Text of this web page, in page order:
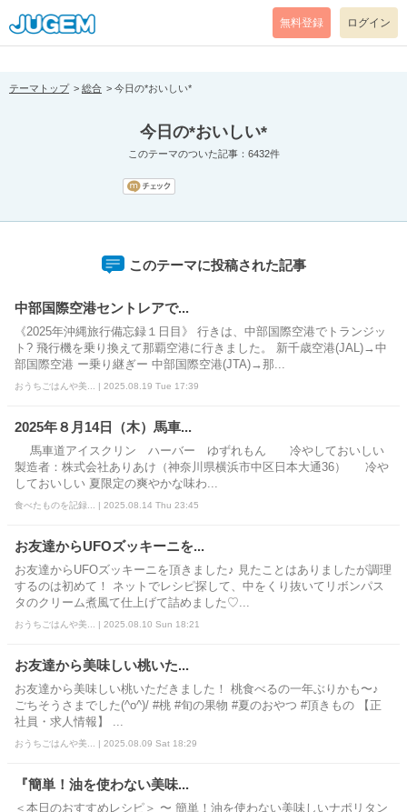
[pear_error: message="Success" code=0 mode=return level=notice
prefix="" info=""]
無料登録 ログイン
テーマトップ 総合 今日の*おいしい*
今日の*おいしい*
このテーマのついた記事：6432件
このテーマに投稿された記事
中部国際空港セントレアで...
《2025年沖縄旅行備忘録１日目》 行きは、中部国際空港でトランジッ
ト? 飛行機を乗り換えて那覇空港に行きました。 新千歳空港(JAL)→中
部国際空港 ー乗り継ぎー 中部国際空港(JTA)→那...
おうちごはんや美... | 2025.08.19 Tue 17:39
2025年８月14日（木）馬車...
馬車道アイスクリン ハーバー ゆずれもん 冷やしておいしい
製造者：株式会社ありあけ（神奈川県横浜市中区日本大通36） 冷や
しておいしい 夏限定の爽やかな味わ...
食べたものを記録... | 2025.08.14 Thu 23:45
お友達からUFOズッキーニを...
お友達からUFOズッキーニを頂きました♪ 見たことはありましたが調理
するのは初めて！ ネットでレシピ探して、中をくり抜いてリボンパス
タのクリーム煮風て仕上げて詰めました♡...
おうちごはんや美... | 2025.08.10 Sun 18:21
お友達から美味しい桃いた...
お友達から美味しい桃いただきました！ 桃食べるの一年ぶりかも〜♪
ごちそうさまでした(^o^)/ #桃 #旬の果物 #夏のおやつ #頂きもの 【正
社員・求人情報】 ...
おうちごはんや美... | 2025.08.09 Sat 18:29
『簡単！油を使わない美味...
＜本日のおすすめレシピ＞ 〜 簡単！油を使わない美味しいナポリタン